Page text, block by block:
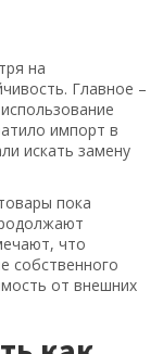
на
Главное –
импорт в
искать замену
пока
что
собственного
от внешних